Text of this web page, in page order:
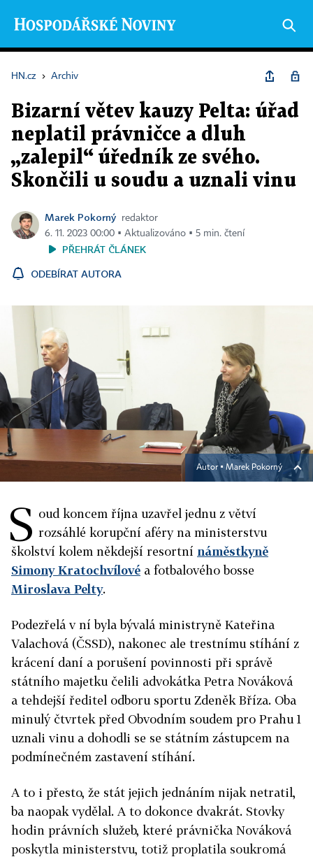
HN.cz › Archiv
Bizarní větev kauzy Pelta: úřad
neplatil právničce a dluh
„zalepil“ úředník ze svého.
Skončili u soudu a uznali vinu
Marek Pokorný
redaktor
6. 11. 2023 00:00 ▪ Aktualizováno ▪ 5 min. čtení
PŘEHRÁT ČLÁNEK
ODEBÍRAT AUTORA
Autor ▪ Marek Pokorný
S oud koncem října uzavřel jednu z větví
rozsáhlé korupční aféry na ministerstvu
školství kolem někdejší resortní náměstkyně
Simony Kratochvílové a fotbalového bosse
Miroslava Pelty.
Podezřelá v ní byla bývalá ministryně Kateřina
Valachová (ČSSD), nakonec ale trestnímu stíhání z
krácení daní a porušení povinnosti při správě
státního majetku čelili advokátka Petra Nováková
a tehdejší ředitel odboru sportu Zdeněk Bříza. Oba
minulý čtvrtek před Obvodním soudem pro Prahu 1
uznali vinu a dohodli se se státním zástupcem na
podmínečném zastavení stíhání.
A to i přesto, že stát jejich jednáním nijak netratil,
ba naopak vydělal. A to dokonce dvakrát. Stovky
hodin právních služeb, které právnička Nováková
poskytla ministerstvu, totiž proplatila soukromá